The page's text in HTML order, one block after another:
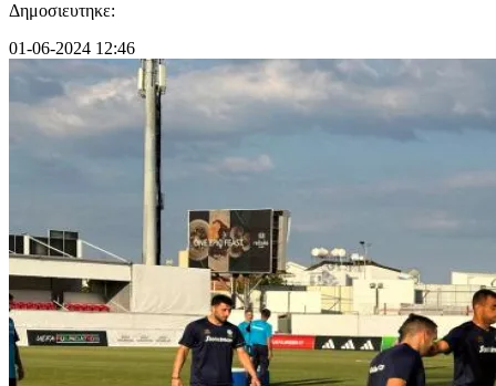
Δημοσιευτηκε:
01-06-2024 12:46